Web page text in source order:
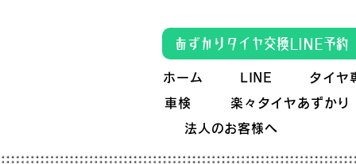
ホーム LINE
タイヤ
車検
楽々タイヤあずかり
法人のお客様へ
あずかりタイヤ交換LINE予約